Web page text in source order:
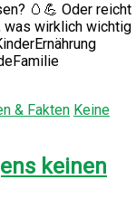
🥚💪 Oder reicht
was wirklich wichtig
& Fakten Keine
keinen